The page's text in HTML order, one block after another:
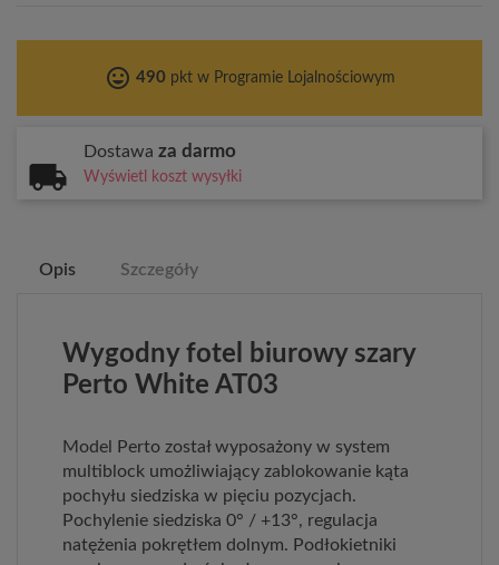
tag_faces 490pkt w Programie Lojalnościowym
Dostawa za darmo
Wyświetl koszt wysyłki
Opis Szczegóły
Wygodny fotel biurowy szary
Perto White AT03
Model Perto został wyposażony w system
multiblock umożliwiający zablokowanie kąta
pochyłu siedziska w pięciu pozycjach.
Pochylenie siedziska 0° / +13°, regulacja
natężenia pokrętłem dolnym. Podłokietniki